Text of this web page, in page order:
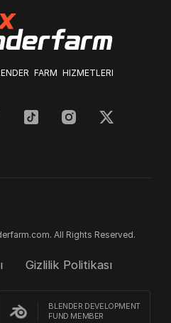
FARM HIZMETLERI
All Rights Reserved.
Gizlilik Politikası
BLENDER DEVELOPMENT
FUND MEMBER